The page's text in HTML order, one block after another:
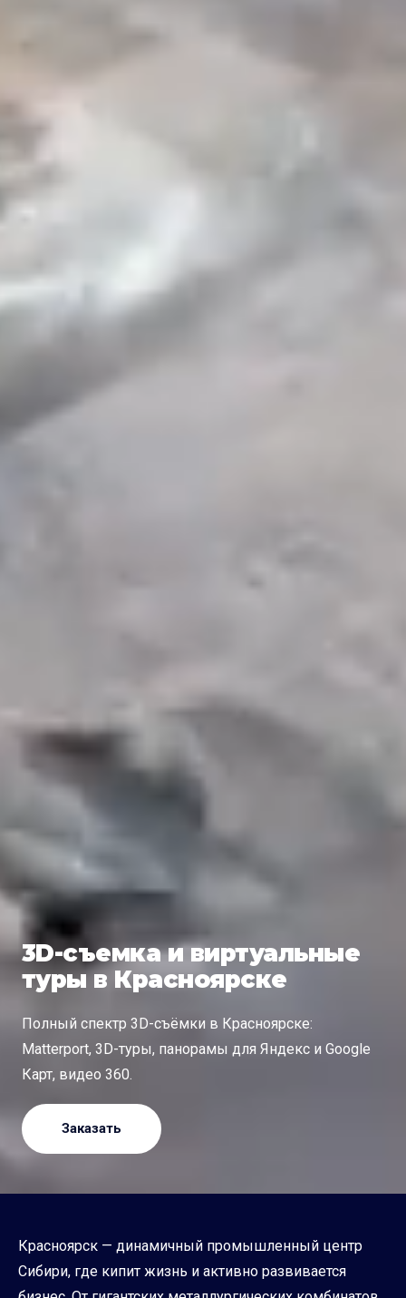
3D-съемка и виртуальные
туры в Красноярске
Полный спектр 3D-съёмки в Красноярске:
Matterport, 3D-туры, панорамы для Яндекс и Google
Карт, видео 360.
Заказать
Красноярск — динамичный промышленный центр
Сибири, где кипит жизнь и активно развивается